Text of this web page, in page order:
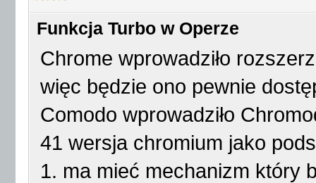
Funkcja Turbo w Operze
Chrome wprowadziło
więc będzie ono pewnie
Comodo wprowadziło
41 wersja chromium jako
1. ma mieć mechanizm który